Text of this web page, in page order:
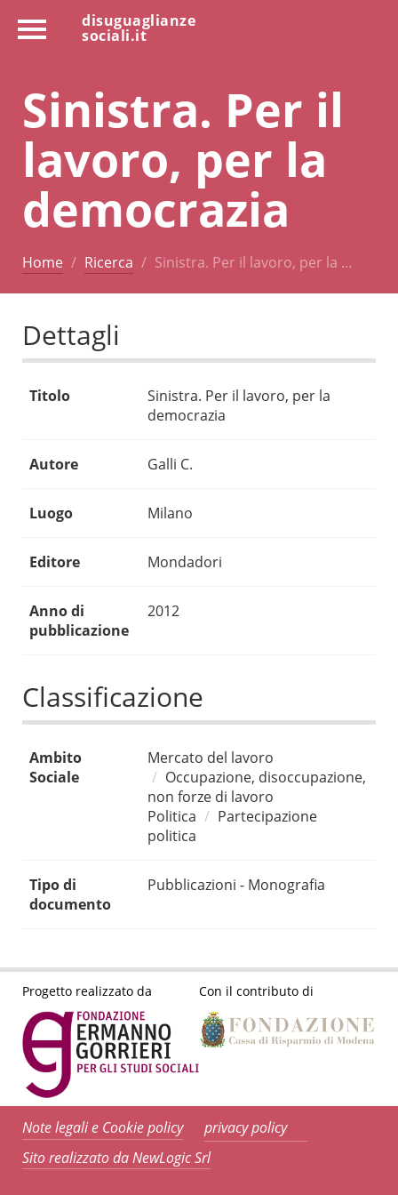
disuguaglianze
sociali.it
Sinistra. Per il
lavoro, per la
democrazia
Home Ricerca Sinistra. Per il lavoro, per la …
Dettagli
Titolo
Sinistra. Per il lavoro, per la
democrazia
Autore Galli C.
Luogo Milano
Editore Mondadori
Anno di
pubblicazione
2012
Classificazione
Ambito
Sociale
Mercato del lavoro
Occupazione, disoccupazione,
non forze di lavoro
Politica
Partecipazione
politica
Tipo di
documento
Pubblicazioni - Monografia
Progetto realizzato da Con il contributo di
Note legali e Cookie policy
privacy policy
Sito realizzato da NewLogic Srl